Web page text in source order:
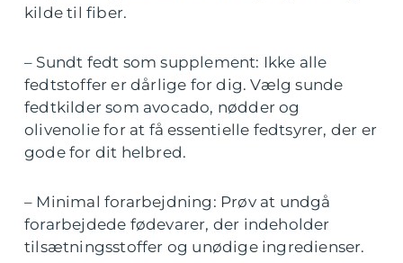
kilde til fiber.
– Sundt fedt som supplement: Ikke alle
fedtstoffer er dårlige for dig. Vælg sunde
fedtkilder som avocado, nødder og
olivenolie for at få essentielle fedtsyrer, der er
gode for dit helbred.
– Minimal forarbejdning: Prøv at undgå
forarbejdede fødevarer, der indeholder
tilsætningsstoffer og unødige ingredienser.